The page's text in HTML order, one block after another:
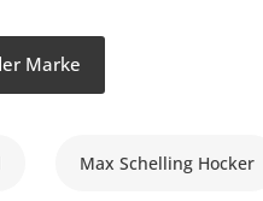
Marke
Max Schelling Hocker